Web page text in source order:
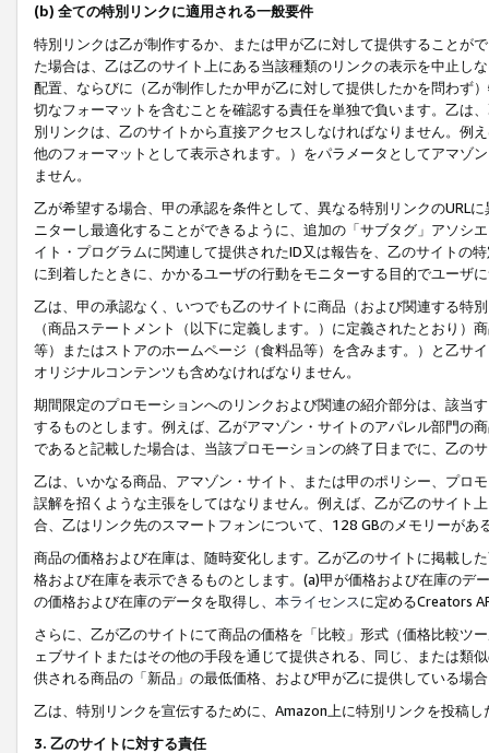
(b) 全ての特別リンクに適用される一般要件
特別リンクは乙が制作するか、または甲が乙に対して提供することが
た場合は、乙は乙のサイト上にある当該種類のリンクの表示を中止し
配置、ならびに（乙が制作したか甲が乙に対して提供したかを問わず
切なフォーマットを含むことを確認する責任を単独で負います。乙は
別リンクは、乙のサイトから直接アクセスしなければなりません。例
他のフォーマットとして表示されます。）をパラメータとしてアマゾ
ません。
乙が希望する場合、甲の承認を条件として、異なる特別リンクのURL
ニターし最適化することができるように、追加の「サブタグ」アソシ
イト・プログラムに関連して提供されたID又は報告を、乙のサイトの
に到着したときに、かかるユーザの行動をモニターする目的でユーザ
乙は、甲の承認なく、いつでも乙のサイトに商品（および関連する特
（商品ステートメント（以下に定義します。）に定義されたとおり
等）またはストアのホームページ（食料品等）を含みます。）と乙サ
オリジナルコンテンツも含めなければなりません。
期間限定のプロモーションへのリンクおよび関連の紹介部分は、該当
するものとします。例えば、乙がアマゾン・サイトのアパレル部門の
であると記載した場合は、当該プロモーションの終了日までに、乙の
乙は、いかなる商品、アマゾン・サイト、または甲のポリシー、プロ
誤解を招くような主張をしてはなりません。例えば、乙が乙のサイト
合、乙はリンク先のスマートフォンについて、128 GBのメモリーがあ
商品の価格および在庫は、随時変化します。乙が乙のサイトに掲載し
格および在庫を表示できるものとします。(a)甲が価格および在庫の
の価格および在庫のデータを取得し、 本ライセンスに定めるCreators
さらに、乙が乙のサイトにて商品の価格を「比較」形式（価格比較ツ
ェブサイトまたはその他の手段を通じて提供される、同じ、または類
供される商品の「新品」の最低価格、および甲が乙に提供している場
乙は、特別リンクを宣伝するために、Amazon上に特別リンクを投稿
3. 乙のサイトに対する責任